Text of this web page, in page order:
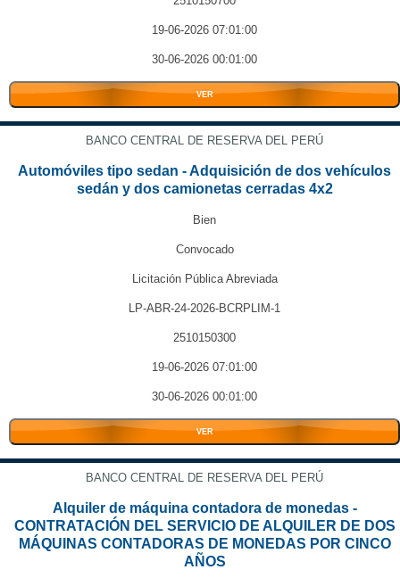
19-06-2026 07:01:00
30-06-2026 00:01:00
VER
BANCO CENTRAL DE RESERVA DEL PERÚ
Automóviles tipo sedan - Adquisición de dos vehículos
sedán y dos camionetas cerradas 4x2
Bien
Convocado
Licitación Pública Abreviada
LP-ABR-24-2026-BCRPLIM-1
2510150300
19-06-2026 07:01:00
30-06-2026 00:01:00
VER
BANCO CENTRAL DE RESERVA DEL PERÚ
Alquiler de máquina contadora de monedas -
CONTRATACIÓN DEL SERVICIO DE ALQUILER DE DOS
MÁQUINAS CONTADORAS DE MONEDAS POR CINCO
AÑOS